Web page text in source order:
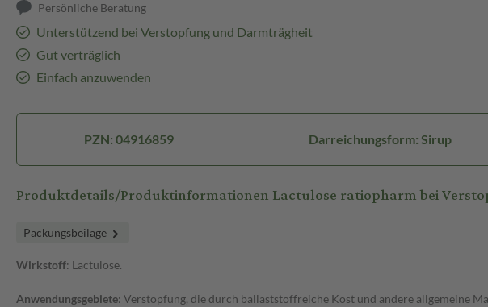
Persönliche Beratung
Unterstützend bei Verstopfung und Darmträgheit
Gut verträglich
Einfach anzuwenden
PZN: 04916859 Darreichungsform: Sirup
Produktdetails/Produktinformationen Lactulose ratiopharm bei
Packungsbeilage
Wirkstoff: Lactulose.
Anwendungsgebiete: Verstopfung, die durch ballaststoffreiche Kost und andere allgemeine